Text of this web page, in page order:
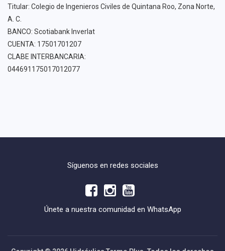
Titular: Colegio de Ingenieros Civiles de Quintana Roo, Zona Norte,
A. C.
BANCO: Scotiabank Inverlat
CUENTA: 17501701207
CLABE INTERBANCARIA:
044691175017012077
Síguenos en redes sociales
Únete a nuestra comunidad en WhatsApp